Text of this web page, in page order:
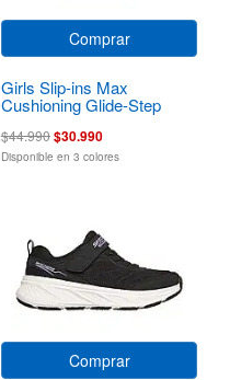
Comprar
Girls Slip-ins Max
Cushioning Glide-Step
$44.990$30.990
Disponible en 3 colores
Comprar